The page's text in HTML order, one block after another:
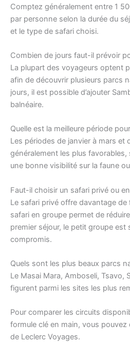
Comptez généralement entre 1
par personne selon la durée du
et le type de safari choisi.
Combien de jours faut-il prévoir
La plupart des voyageurs optent
afin de découvrir plusieurs parcs
jours, il est possible d’ajouter
balnéaire.
Quelle est la meilleure période
Les périodes de janvier à mars et
généralement les plus
une bonne visibilité sur la faune
Faut-il choisir un safari privé ou
Le safari privé offre davantage
safari en groupe permet de
premier séjour, le petit groupe est
compromis.
Quels sont les plus beaux parcs
Le Masai Mara, Amboseli, Tsavo,
figurent parmi les sites les plus
Pour comparer les circuits
formule clé en main, vous
de Leclerc Voyages.